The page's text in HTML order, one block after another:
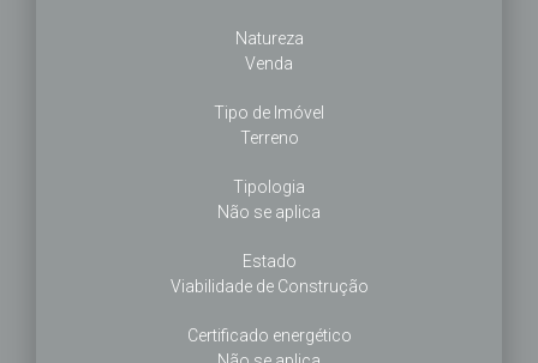
Natureza
Venda
Tipo de Imóvel
Terreno
Tipologia
Não se aplica
Estado
Viabilidade de Construção
Certificado energético